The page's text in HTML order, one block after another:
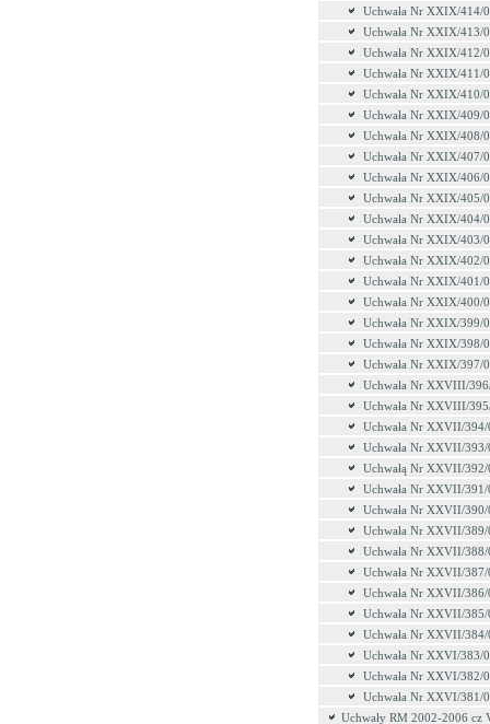
Uchwała Nr XXIX/414/
Uchwała Nr XXIX/413/
Uchwała Nr XXIX/412/
Uchwała Nr XXIX/411/
Uchwała Nr XXIX/410/
Uchwała Nr XXIX/409/
Uchwała Nr XXIX/408/
Uchwała Nr XXIX/407/
Uchwała Nr XXIX/406/
Uchwała Nr XXIX/405/
Uchwała Nr XXIX/404/
Uchwała Nr XXIX/403/
Uchwała Nr XXIX/402/
Uchwała Nr XXIX/401/
Uchwała Nr XXIX/400/
Uchwała Nr XXIX/399/
Uchwała Nr XXIX/398/
Uchwała Nr XXIX/397/
Uchwała Nr XXVIII/
Uchwała Nr XXVIII/
Uchwała Nr XXVII/394/
Uchwała Nr XXVII/393/
Uchwałą Nr XXVII/392/
Uchwała Nr XXVII/391/
Uchwała Nr XXVII/390/
Uchwała Nr XXVII/389/
Uchwała Nr XXVII/388/
Uchwała Nr XXVII/387/
Uchwała Nr XXVII/386/
Uchwała Nr XXVII/385/
Uchwała Nr XXVII/384/
Uchwała Nr XXVI/383/
Uchwała Nr XXVI/382/
Uchwała Nr XXVI/381/
Uchwały RM 2002-2006 cz